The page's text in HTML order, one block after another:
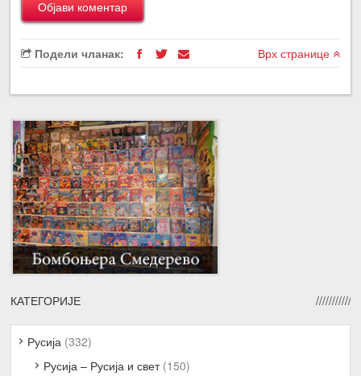
Подели чланак: Врх странице
КАТЕГОРИЈЕ
Русија (332)
Русија – Русија и свет(150)